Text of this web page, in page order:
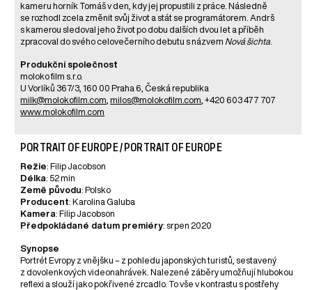
kameru horník Tomáš v den, kdy jej propustili z práce. Následně
se rozhodl zcela změnit svůj život a stát se programátorem. Andrš
s kamerou sledoval jeho život po dobu dalších dvou let a příběh
zpracoval do svého celovečerního debutu s názvem Nová šichta
Produkční společnost
moloko film s.r.o.
U Vorlíků 367/3, 160 00 Praha 6, Česká republika
milk@molokofilm.com ,milos@molokofilm.com , +420 603 477 707
www.molokofilm.com
PORTRAIT OF EUROPE / PORTRAIT OF EUROPE
Režie: Filip Jacobson
Délka: 52 min
Země původu: Polsko
Producent: Karolina Galuba
Kamera: Filip Jacobson
Předpokládané datum premiéry: srpen 2020
Synopse
Portrét Evropy z vnějšku – z pohledu japonských turistů, sestavený
z dovolenkových videonahrávek. Nalezené záběry umožňují hlubokou
reflexi a slouží jako pokřivené zrcadlo. To vše v kontrastu s postřehy